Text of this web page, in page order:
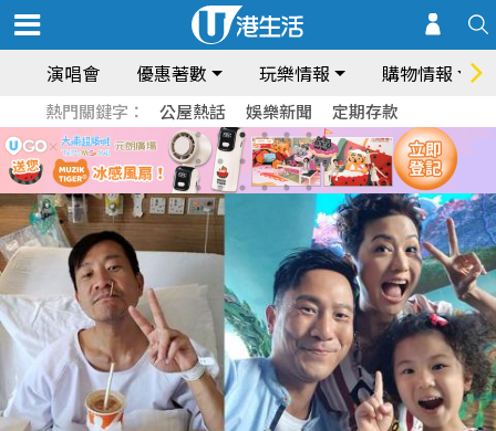
演唱會 優惠著數 玩樂情報 購物情報
熱門關鍵字： 公屋熱話 娛樂新聞 定期存款